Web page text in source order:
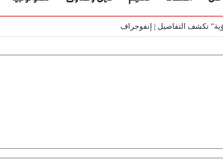
الأسواق المصرية | فيديو لـ”أزهري”